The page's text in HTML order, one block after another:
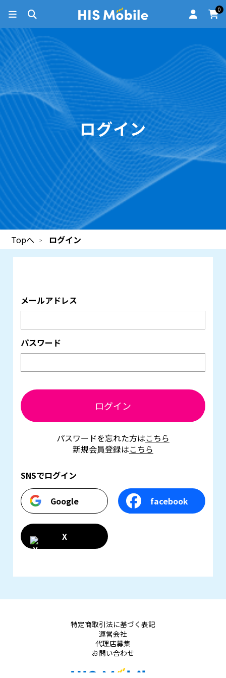
0
ログイン
Topへ ログイン
メールアドレス
パスワード
ログイン
パスワードを忘れた方はこちら
新規会員登録はこちら
SNSでログイン
Google facebook
X
特定商取引法に基づく表記
運営会社
代理店募集
お問い合わせ